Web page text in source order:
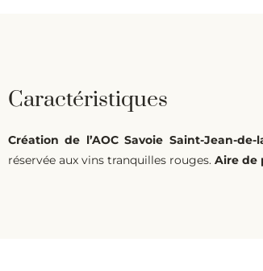
Caractéristiques
Création de l’AOC Savoie Saint-Jean-de-
réservée aux vins tranquilles rouges. Aire de